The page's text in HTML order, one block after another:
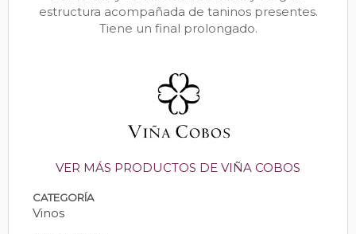
estructura acompañada de taninos presentes.
Tiene un final prolongado.
VER MÁS PRODUCTOS DE VIÑA COBOS
CATEGORÍA
Vinos